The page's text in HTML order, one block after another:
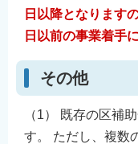
日以降となります
日以前の事業着手
その他
（1） 既存の区補
す。 ただし、複数